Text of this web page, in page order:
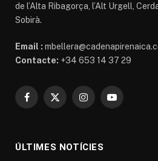
de l’Alta Ribagorça, l’Alt Urgell,
Sobirà.
Email :
Contacte: +34 653 14 37 29
Facebook
X
InstagramYouTube
ÚLTIMES NOTÍCIES